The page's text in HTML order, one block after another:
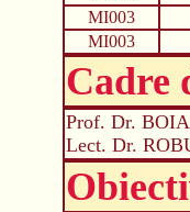
MI003
MI003
Cadre
Prof. Dr.
Lect. Dr.